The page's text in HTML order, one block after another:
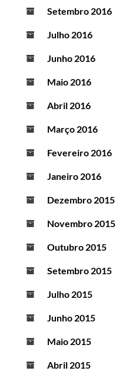
Setembro 2016
Julho 2016
Junho 2016
Maio 2016
Abril 2016
Março 2016
Fevereiro 2016
Janeiro 2016
Dezembro 2015
Novembro 2015
Outubro 2015
Setembro 2015
Julho 2015
Junho 2015
Maio 2015
Abril 2015